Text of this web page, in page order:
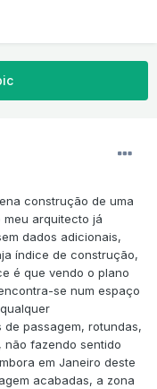
construção de uma
meu arquitecto já
dados adicionais,
índice de construção,
é que vendo o plano
se num espaço
passagem, rotundas,
não fazendo sentido
em Janeiro deste
acabadas, a zona